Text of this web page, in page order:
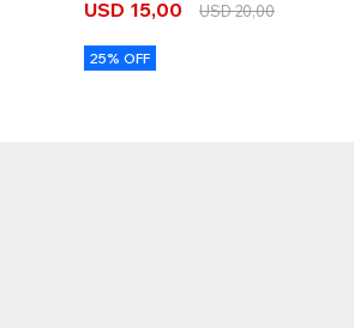
USD 15,00 USD20,00
25% OFF